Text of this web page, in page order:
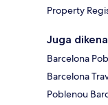
Property
Juga
Barcelona
Barcelona
Poblenou